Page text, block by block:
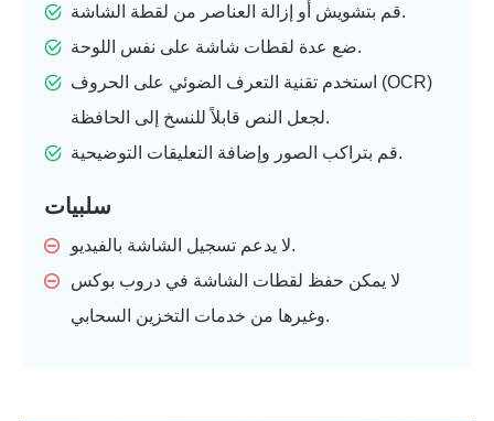
قم بتشويش أو إزالة العناصر من لقطة الشاشة.
ضع عدة لقطات شاشة على نفس اللوحة.
استخدم تقنية التعرف الضوئي على الحروف (OCR)
لجعل النص قابلاً للنسخ إلى الحافظة.
قم بتراكب الصور وإضافة التعليقات التوضيحية.
سلبيات
لا يدعم تسجيل الشاشة بالفيديو.
لا يمكن حفظ لقطات الشاشة في دروب بوكس
وغيرها من خدمات التخزين السحابي.